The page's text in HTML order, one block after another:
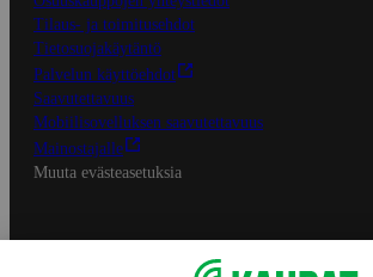
Tilaus- ja toimitusehdot
Tietosuojakäytäntö
Palvelun käyttöehdot
Saavutettavuus
Mobiilisovelluksen saavutettavuus
Mainostajalle
Muuta evästeasetuksia
S-ryhmän palvelut